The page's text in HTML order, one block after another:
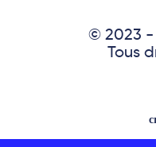
© 2023 -
Tous